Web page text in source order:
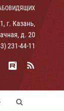
г. Казань,
д. 20
231-44-11